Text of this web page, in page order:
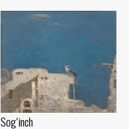
Sog‘inch